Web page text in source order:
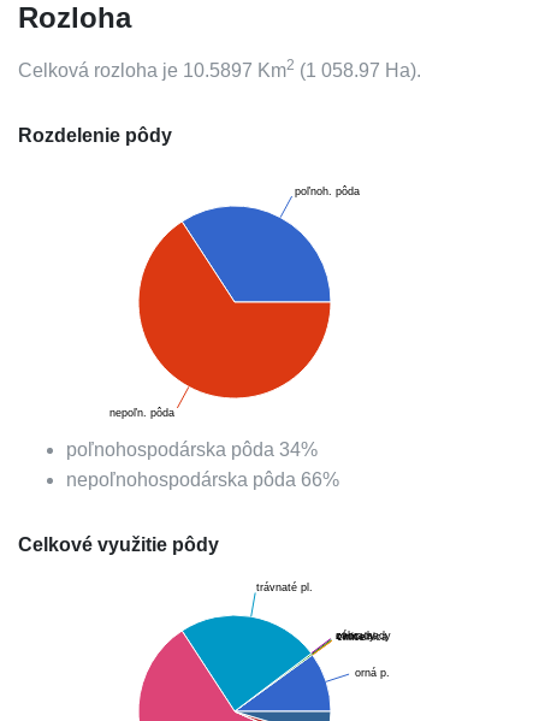
Rozloha
Celková rozloha je 10.5897 Km2 (1 058.97 Ha).
Rozdelenie pôdy
poľnoh. pôda
nepoľn. pôda
poľnohospodárska pôda 34%
nepoľnohospodárska pôda 66%
Celkové využitie pôdy
orná p.
chmelnica
vinice
záhrady
ovoc. sady
trávnaté pl.